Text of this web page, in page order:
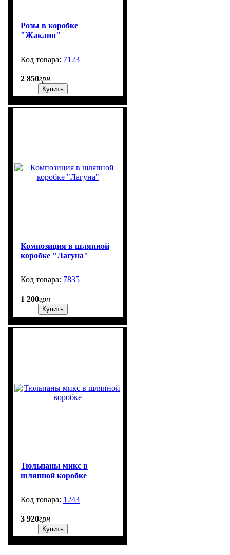
Розы в коробке
"Жаклин"
7123
2 850грн
Купить
Композиция в шляпной
коробке "Лагуна"
7835
1 200грн
Купить
Тюльпаны микс в
шляпной коробке
1243
3 920грн
Купить